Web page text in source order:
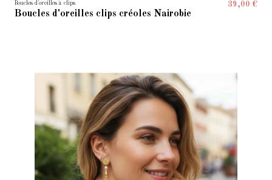
Boucles d'oreilles à clips
Boucles d'oreilles clips créoles Nairobie
39,00 €